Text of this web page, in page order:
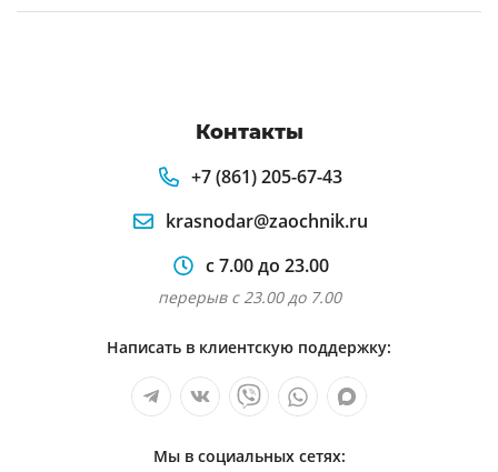
Контакты
+7 (861) 205-67-43
krasnodar@zaochnik.ru
с 7.00 до 23.00
перерыв с 23.00 до 7.00
Написать в клиентскую поддержку:
Мы в социальных сетях: